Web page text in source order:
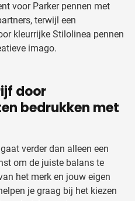
voor Parker pennen met
terwijl een
kleurrijke Stilolinea pennen
imago.
door
bedrukken met
verder dan alleen een
om de juiste balans te
het merk en jouw eigen
je graag bij het kiezen